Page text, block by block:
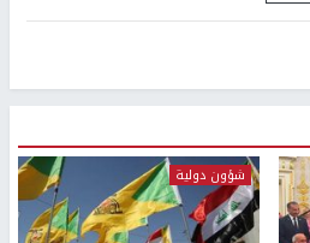
شؤون دولية